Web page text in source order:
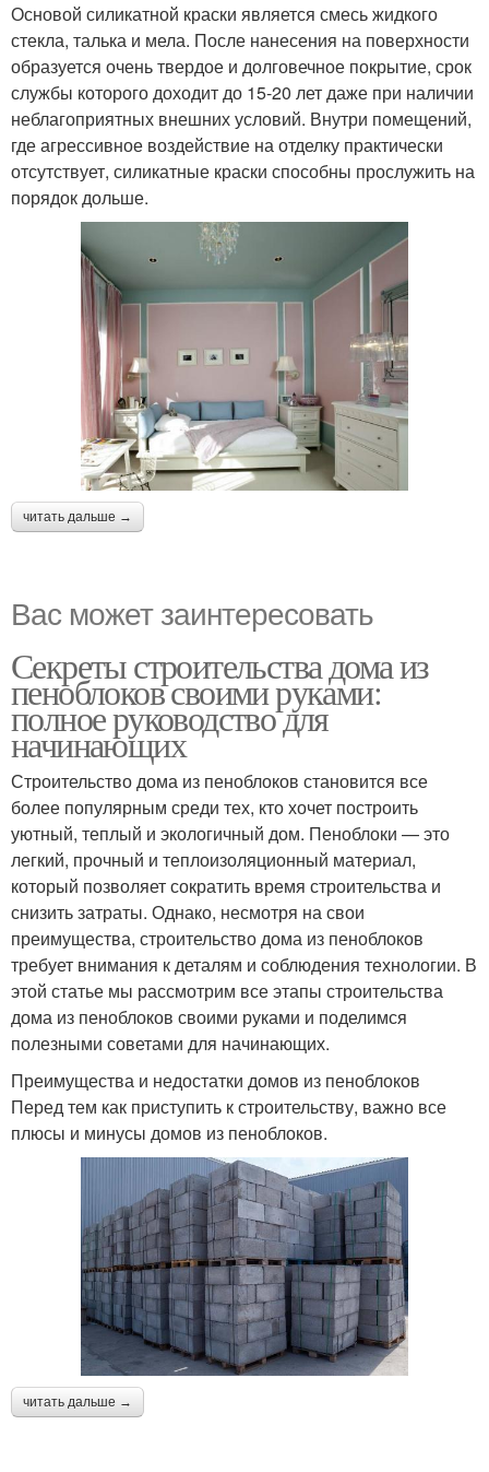
Основой силикатной краски является смесь жидкого
стекла, талька и мела. После нанесения на поверхности
образуется очень твердое и долговечное покрытие, срок
службы которого доходит до 15-20 лет даже при наличии
неблагоприятных внешних условий. Внутри помещений,
где агрессивное воздействие на отделку практически
отсутствует, силикатные краски способны прослужить на
порядок дольше.
читать дальше →
Вас может заинтересовать
Секреты строительства дома из
пеноблоков своими руками:
полное руководство для
начинающих
Строительство дома из пеноблоков становится все
более популярным среди тех, кто хочет построить
уютный, теплый и экологичный дом. Пеноблоки — это
легкий, прочный и теплоизоляционный материал,
который позволяет сократить время строительства и
снизить затраты. Однако, несмотря на свои
преимущества, строительство дома из пеноблоков
требует внимания к деталям и соблюдения технологии. В
этой статье мы рассмотрим все этапы строительства
дома из пеноблоков своими руками и поделимся
полезными советами для начинающих.
Преимущества и недостатки домов из пеноблоков
Перед тем как приступить к строительству, важно все
плюсы и минусы домов из пеноблоков.
читать дальше →